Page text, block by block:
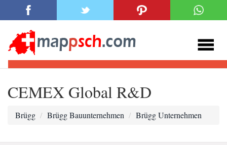
CEMEX Global R&D
Brügg Brügg Bauunternehmen Brügg Unternehmen